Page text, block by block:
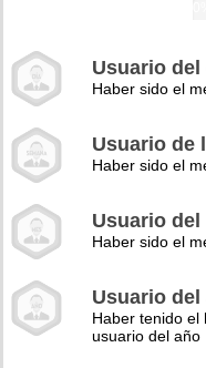
Usuario del
Haber sido el
Usuario de
Haber sido el
Usuario del
Haber sido el
Usuario del
Haber tenido el
usuario del año